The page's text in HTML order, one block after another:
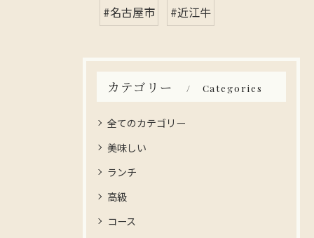
#名古屋市 #近江牛
カテゴリー Categories
全てのカテゴリー
美味しい
ランチ
高級
コース